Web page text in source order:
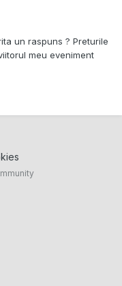
un raspuns ? Preturile
meu eveniment